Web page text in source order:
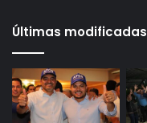
Últimas modificadas